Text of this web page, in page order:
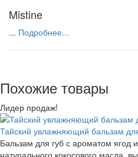
Mistine
... Подробнее...
Похожие товары
Лидер продаж!
Тайский увлажняющий бальзам
Бальзам для губ с ароматом ягод
натурального кокосового масла,